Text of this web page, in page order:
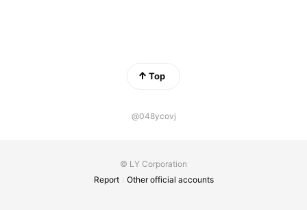
Top
@048ycovj
© LY Corporation
Report
Other official accounts